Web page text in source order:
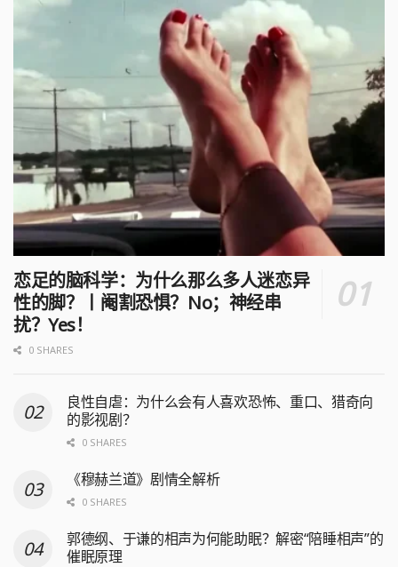
恋足的脑科学：为什么那么多人迷恋异
性的脚？丨阉割恐惧？No；神经串
扰？Yes！
0 SHARES
良性自虐：为什么会有人喜欢恐怖、重口、猎奇向
的影视剧？
0 SHARES
《穆赫兰道》剧情全解析
0 SHARES
郭德纲、于谦的相声为何能助眠？解密“陪睡相声”的
催眠原理